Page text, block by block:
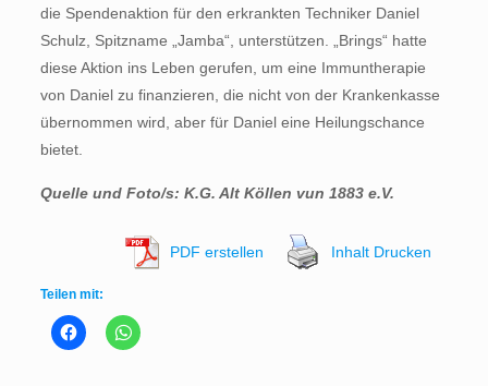
die Spendenaktion für den erkrankten Techniker Daniel
Schulz, Spitzname „Jamba“, unterstützen. „Brings“ hatte
diese Aktion ins Leben gerufen, um eine Immuntherapie
von Daniel zu finanzieren, die nicht von der Krankenkasse
übernommen wird, aber für Daniel eine Heilungschance
bietet.
Quelle und Foto/s: K.G. Alt Köllen vun 1883 e.V.
PDF erstellen Inhalt Drucken
Teilen mit: